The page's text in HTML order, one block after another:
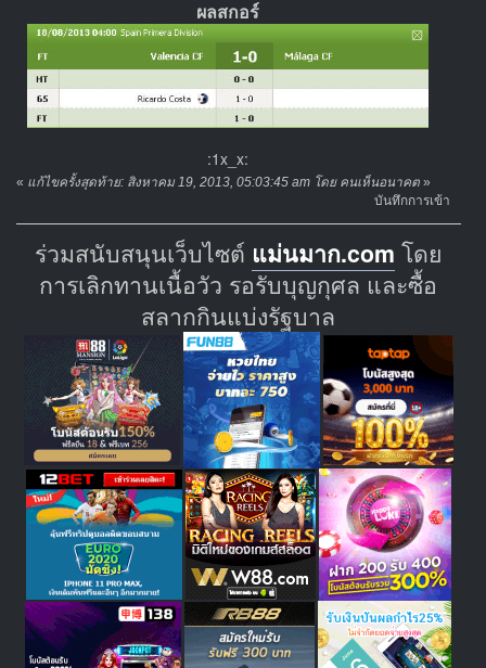
ผลสกอร์
:1x_x:
« แก้ไขครั้งสุดท้าย: สิงหาคม 19, 2013, 05:03:45 am โดย คนเห็นอนาคต »
บันทึกการเข้า
ร่วมสนับสนุนเว็บไซต์ แม่นมาก.com โดย
การเลิกทานเนื้อวัว รอรับบุญกุศล และซื้อ
สลากกินแบ่งรัฐบาล